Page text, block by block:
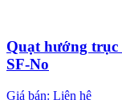
Quạt hướng
SF-No
Giá bán: Liên hệ